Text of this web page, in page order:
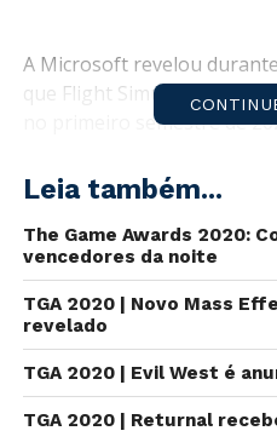
A Microsoft revelou
que Flight Simulator será
no primeiro semestre de
Leia também...
The Game Awards 2020:
vencedores da noite
TGA 2020 | Novo Mass
revelado
TGA 2020 | Evil West é
TGA 2020 | Returnal